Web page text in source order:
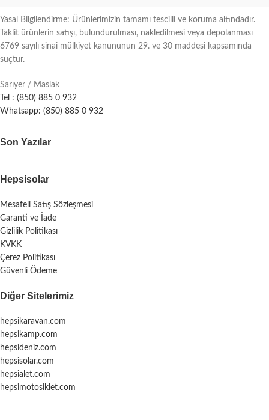
Yasal Bilgilendirme: Ürünlerimizin tamamı tescilli ve koruma altındadır.
Taklit ürünlerin satışı, bulundurulması, nakledilmesi veya depolanması
6769 sayılı sinai mülkiyet kanununun 29. ve 30 maddesi kapsamında
suçtur.
Sarıyer / Maslak
Tel : (850) 885 0 932
Whatsapp: (850) 885 0 932
Son Yazılar
Hepsisolar
Mesafeli Satış Sözleşmesi
Garanti ve İade
Gizlilik Politikası
KVKK
Çerez Politikası
Güvenli Ödeme
Diğer Sitelerimiz
hepsikaravan.com
hepsikamp.com
hepsideniz.com
hepsisolar.com
hepsialet.com
hepsimotosiklet.com